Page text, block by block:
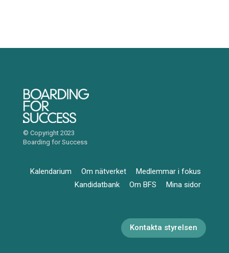
© Copyright 2023
Boarding for Success
Kalendarium Om nätverket
Medlemmar i fokus
Kandidatbank
Om BFS Mina sidor
Kontakta styrelsen